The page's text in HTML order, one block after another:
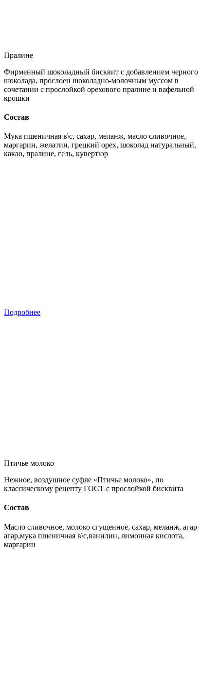
Пралине
Фирменный шоколадный бисквит с добавлением черного
шоколада, прослоен шоколадно-молочным муссом в
сочетании с прослойкой орехового пралине и вафельной
крошки
Состав
Мука пшеничная в\с, сахар, меланж, масло сливочное,
маргарин, желатин, грецкий орех, шоколад натуральный,
какао, пралине, гель, кувертюр
Подробнее
Птичье молоко
Нежное, воздушное суфле «Птичье молоко», по
классическому рецепту ГОСТ с прослойкой бисквита
Состав
Масло сливочное, молоко сгущенное, сахар, меланж, агар-
агар,мука пшеничная в\с,ванилин, лимонная кислота,
маргарин